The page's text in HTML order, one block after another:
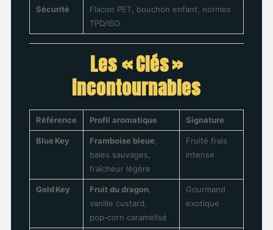
Sécurité
Flacon PET, bouchon enfant, normes
TPD/ISO
Les « Clés »
incontournables
Référence Profil aromatique Signature
Blue Key Framboise bleue
baies sauvages,
fraîcheur légère
Fruité frais
intense
Gold Key Fruit du dragon,
vanille custard,
pop‑corn caramélisé
Gourmand
exotique